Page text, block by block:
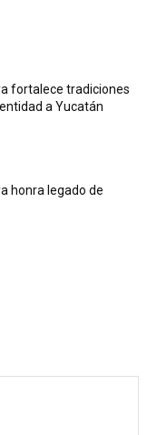
fortalece tradiciones
a Yucatán
honra legado de